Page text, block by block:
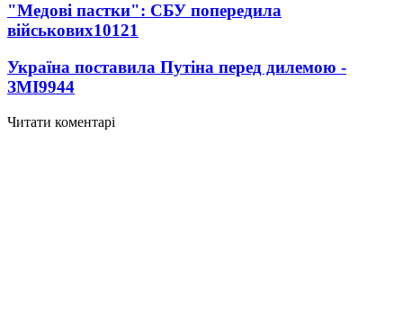
"Медові пастки": СБУ попередила
військових10121
Україна поставила Путіна перед дилемою -
ЗМІ9944
Читати коментарі